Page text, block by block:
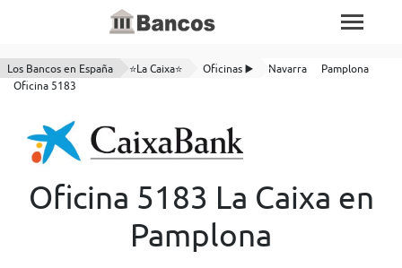
Los Bancos en España ⭐La Caixa⭐ Oficinas ▶️ Navarra
Pamplona
Oficina 5183
Oficina 5183 La Caixa en
Pamplona